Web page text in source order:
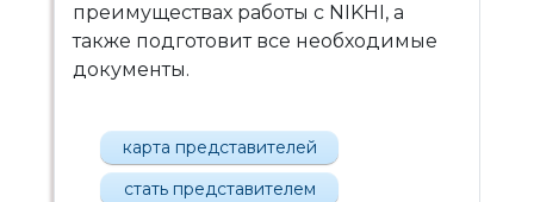
преимуществах работы с NIKHI, а
также подготовит все необходимые
документы.
карта представителей
стать представителем